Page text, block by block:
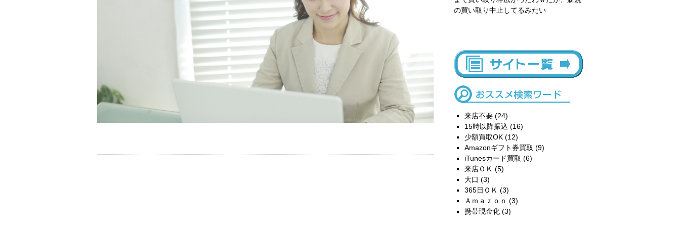
の買い取り中止してるみたい
来店不要 (24)
15時以降振込 (16)
少額買取OK (12)
Amazonギフト券買取 (9)
iTunesカード買取 (6)
来店ＯＫ (5)
大口 (3)
365日ＯＫ (3)
Ａｍａｚｏｎ (3)
携帯現金化 (3)